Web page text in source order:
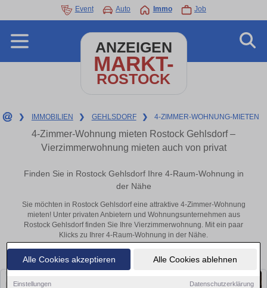
Alle Cookies akzeptieren Alle Cookies ablehnen
Einstellungen Datenschutzerklärung
Event Auto Immo Job
ANZEIGEN
MARKT-
ROSTOCK
❯ IMMOBILIEN ❯ GEHLSDORF ❯ 4-ZIMMER-WOHNUNG-MIETEN
4-Zimmer-Wohnung mieten Rostock Gehlsdorf –
Vierzimmerwohnung mieten auch von privat
Finden Sie in Rostock Gehlsdorf Ihre 4-Raum-Wohnung in
der Nähe
Sie möchten in Rostock Gehlsdorf eine attraktive 4-Zimmer-Wohnung
mieten! Unter privaten Anbietern und Wohnungsunternehmen aus
Rostock Gehlsdorf finden Sie Ihre Vierzimmerwohnung. Mit ein paar
Klicks zu Ihrer 4-Raum-Wohnung in der Nähe.
Aktuelle Wohnung zum mieten